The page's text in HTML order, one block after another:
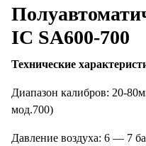
IC SA600-700
Технические
Диапазон калибров: 20-
мод.700)
Давление воздуха: 6 — 7